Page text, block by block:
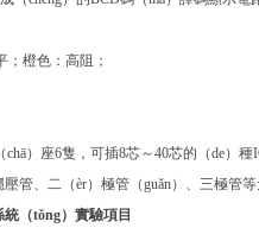
；橙色：高阻；
）座6隻，可插8芯～40芯的（de）種
管、二（èr）極管（guǎn）、三極管等
（tǒng）實驗項目